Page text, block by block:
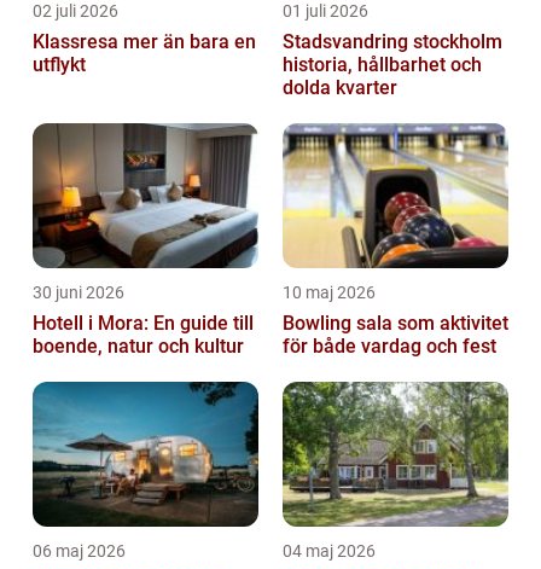
02 juli 2026
Klassresa mer än bara en
utflykt
01 juli 2026
Stadsvandring stockholm
historia, hållbarhet och
dolda kvarter
30 juni 2026
Hotell i Mora: En guide till
boende, natur och kultur
10 maj 2026
Bowling sala som aktivitet
för både vardag och fest
06 maj 2026 04 maj 2026